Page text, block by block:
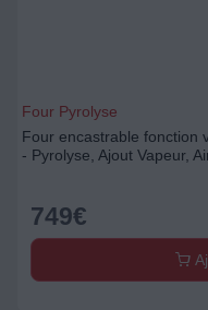
Four Pyrolyse
Four encastrable fonction
- Pyrolyse, Ajout Vapeur,
749€